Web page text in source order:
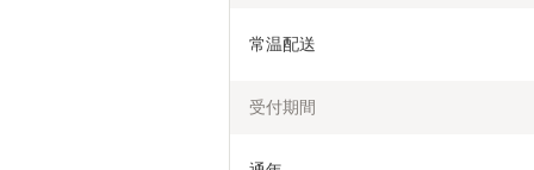
常温配送
受付期間